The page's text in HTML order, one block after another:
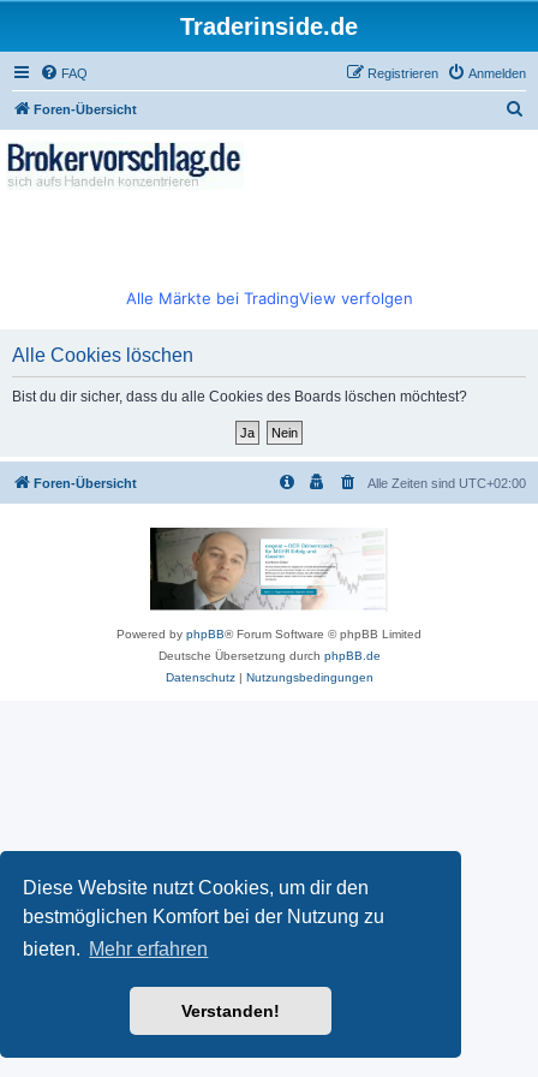
Diese Website nutzt Cookies, um dir den
bestmöglichen Komfort bei der Nutzung zu
bieten. Mehr erfahren
Verstanden!
Traderinside.de
FAQ Anmelden
Registrieren
Foren-Übersicht
Alle Märkte bei TradingView verfolgen
Alle Cookies löschen
Bist du dir sicher, dass du alle Cookies des Boards löschen möchtest?
Foren-Übersicht Alle Zeiten sind UTC+02:00
Powered by phpBB® Forum Software © phpBB Limited
Deutsche Übersetzung durch phpBB.de
Datenschutz| Nutzungsbedingungen